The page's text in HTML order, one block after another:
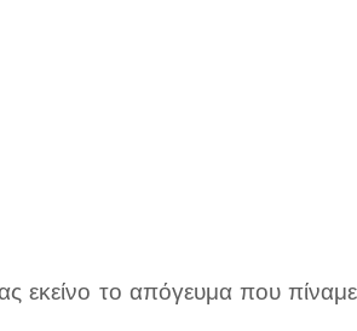
εκείνο το απόγευμα που πίναμε